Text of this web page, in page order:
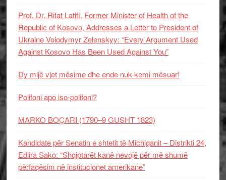
Prof. Dr. Rifat Latifi, Former Minister of Health of the
Republic of Kosovo, Addresses a Letter to President of
Ukraine Volodymyr Zelenskyy: “Every Argument Used
Against Kosovo Has Been Used Against You”
Dy mijë vjet mësime dhe ende nuk kemi mësuar!
Polifoni apo iso-polifoni?
MARKO BOÇARI (1790–9 GUSHT 1823)
Kandidate për Senatin e shtetit të Michiganit – Distrikti 24,
Edlira Sako: “Shqiptarët kanë nevojë për më shumë
përfaqësim në institucionet amerikane”